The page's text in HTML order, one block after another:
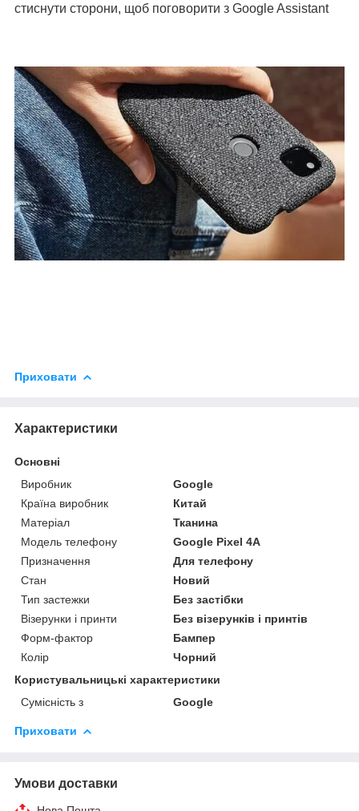
стиснути сторони, щоб поговорити з Google Assistant
Приховати
Характеристики
Основні
Виробник
Google
Країна виробник
Китай
Матеріал
Тканина
Модель телефону
Google Pixel 4A
Призначення
Для телефону
Стан
Новий
Тип застежки
Без застібки
Візерунки і принти
Без візерунків і принтів
Форм-фактор
Бампер
Колір
Чорний
Користувальницькі характеристики
Сумісність з
Google
Приховати
Умови доставки